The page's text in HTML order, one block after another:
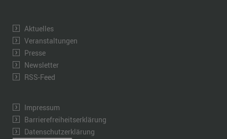
Aktuelles
Veranstaltungen
Presse
Newsletter
RSS-Feed
Impressum
Barrierefreiheitserklärung
Datenschutzerklärung